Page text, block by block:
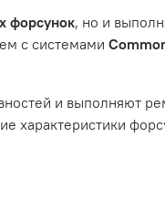
Это включает
форсунок, но и
с системами
и выполняют
характеристики